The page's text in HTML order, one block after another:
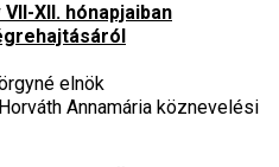
XII. hónapjaiban
elnök
Annamária köznevelési